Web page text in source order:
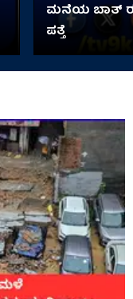
ಮನೆಯ ಬಾತ್
ಪತ್ತೆ